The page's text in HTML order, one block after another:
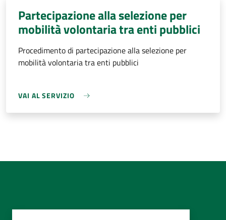
Partecipazione alla selezione per
mobilità volontaria tra enti pubblici
Procedimento di partecipazione alla selezione per
mobilità volontaria tra enti pubblici
VAI AL SERVIZIO